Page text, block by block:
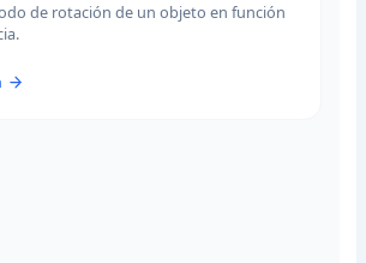
de rotación de un objeto en función